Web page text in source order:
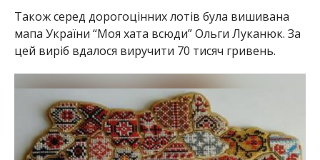
Також серед дорогоцінних лотів була вишивана
мапа України “Моя хата всюди” Ольги Луканюк. За
цей виріб вдалося виручити 70 тисяч гривень.